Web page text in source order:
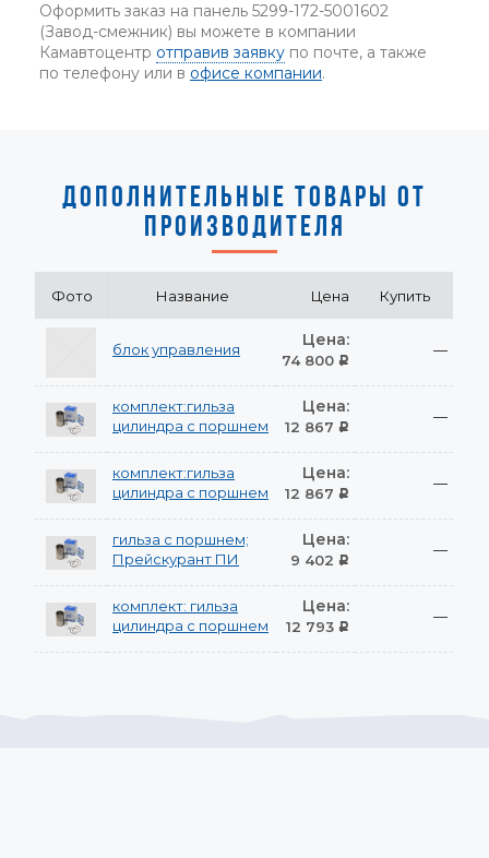
Оформить заказ на панель 5299-172-5001602
(Завод-смежник) вы можете в компании
Камавтоцентр отправив заявку по почте, а также
по телефону или в офисе компании.
ДОПОЛНИТЕЛЬНЫЕ ТОВАРЫ ОТ
ПРОИЗВОДИТЕЛЯ
Фото Название Цена Купить
блок управления Цена:
74 800 Р
—
комплект:гильза
цилиндра с поршнем
Цена:
12 867 Р
—
комплект:гильза
цилиндра с поршнем
Цена:
12 867 Р
—
гильза с поршнем;
Прейскурант ПИ
Цена:
9 402 Р
—
комплект: гильза
цилиндра с поршнем
Цена:
12 793 Р
—